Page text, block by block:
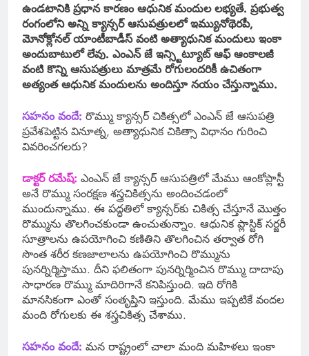
ఉండటానికి ప్రధాన కారణం ఆధునిక మందుల లభ్యతే. ప్రభుత్వ
రంగంలోని అన్ని క్యాన్సర్ ఆసుపత్రులలో ఇమ్యునోథెరపీ,
మోనోక్లోనల్ యాంటీబాడీస్ వంటి అత్యాధునిక మందులు ఇంకా
అందుబాటులో లేవు. ఎంఎన్ జే ఇన్స్టిట్యూట్ ఆఫ్ ఆంకాలజీ
వంటి కొన్ని ఆసుపత్రులు మాత్రమే రోగులందరికీ ఉచితంగా
అత్యంత ఆధునిక మందులను అందిస్తూ నయం చేస్తున్నాము.
సహనం వందే: రొమ్ము క్యాన్సర్ చికిత్సలో ఎంఎన్ జే ఆసుపత్రి
ప్రవేశపెట్టిన వినూత్న, అత్యాధునిక చికిత్సా విధానం గురించి
వివరించగలరు?
డాక్టర్ రమేష్: ఎంఎన్ జే క్యాన్సర్ ఆసుపత్రిలో మేము ఆంకోప్లాస్టీ
అనే రొమ్ము సంరక్షణ శస్త్రచికిత్సను అందించడంలో
ముందున్నాము. ఈ పద్ధతిలో క్యాన్సర్‌కు చికిత్స చేస్తూనే మొత్తం
రొమ్మును తొలగించకుండా ఉంచుతున్నాం. ఆధునిక ప్లాస్టిక్ సర్జరీ
సూత్రాలను ఉపయోగించి కణితిని తొలగించిన తర్వాత రోగి
సొంత శరీర కణజాలాలను ఉపయోగించి రొమ్మును
పునర్నిర్మిస్తాము. దీని ఫలితంగా పునర్నిర్మించిన రొమ్ము దాదాపు
సాధారణ రొమ్ము మాదిరిగానే కనిపిస్తుంది‌. ఇది రోగికి
మానసికంగా ఎంతో సంతృప్తిని ఇస్తుంది. మేము ఇప్పటికే వందల
మంది రోగులకు ఈ శస్త్రచికిత్స చేశాము.
సహనం వందే: మన రాష్ట్రంలో చాలా మంది మహిళలు ఇంకా